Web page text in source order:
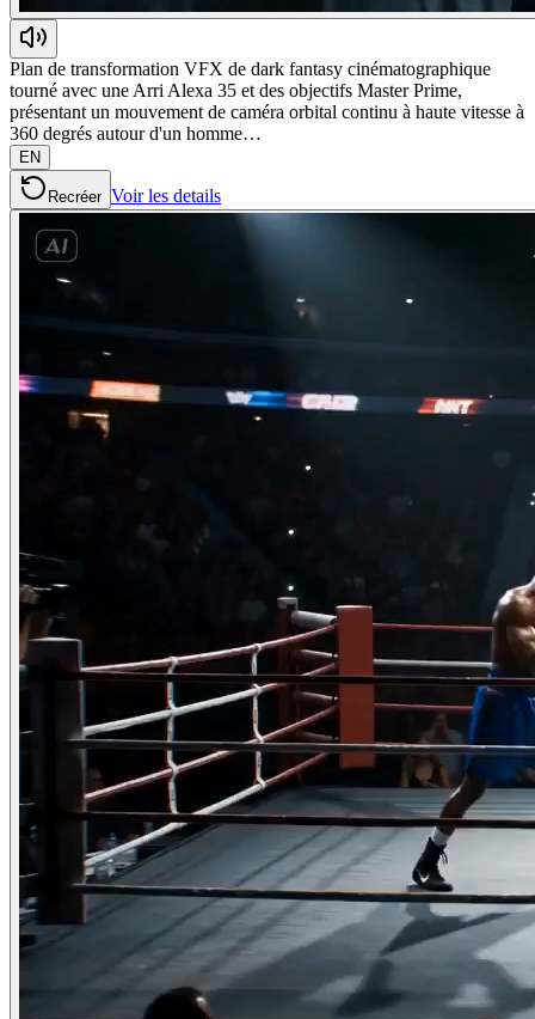
Plan de transformation VFX de dark fantasy cinématographique
tourné avec une Arri Alexa 35 et des objectifs Master Prime,
présentant un mouvement de caméra orbital continu à haute vitesse à
360 degrés autour d'un homme…
EN
Recréer Voir les details